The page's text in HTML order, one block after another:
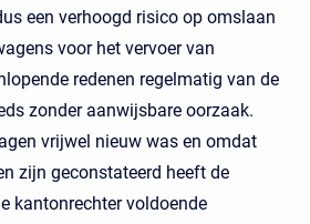
een verhoogd risico op omslaan
voor het vervoer van
redenen regelmatig van de
zonder aanwijsbare oorzaak.
vrijwel nieuw was en omdat
zijn geconstateerd heeft de
kantonrechter voldoende